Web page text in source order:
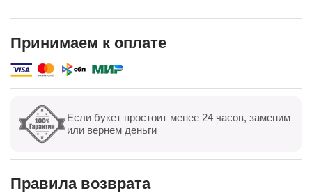
городе, заказываю через приложение. Всегда
доставка. Огромное спасибо за настроение
Показать все Оставить отзыв
Принимаем к оплате
Если букет простоит менее 24 часов, заменим
или вернем деньги
Правила возврата